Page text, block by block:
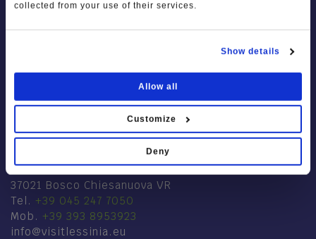
collected from your use of their services.
Show details
Allow all
Customize
Deny
IAT LESSINIA
Via Mercato, 28
37021 Bosco Chiesanuova VR
Tel. +39 045 247 7050
Mob. +39 393 8953923
info@visitlessinia.eu